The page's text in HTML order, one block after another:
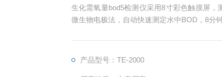
生化需氧量bod5检测仪采用8寸彩色触摸屏
微生物电极法，自动快速测定水中BOD，8分
产品型号：TE-2000